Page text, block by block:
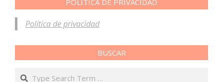
POLÍTICA DE PRIVACIDAD
Política de privacidad
BUSCAR
Search